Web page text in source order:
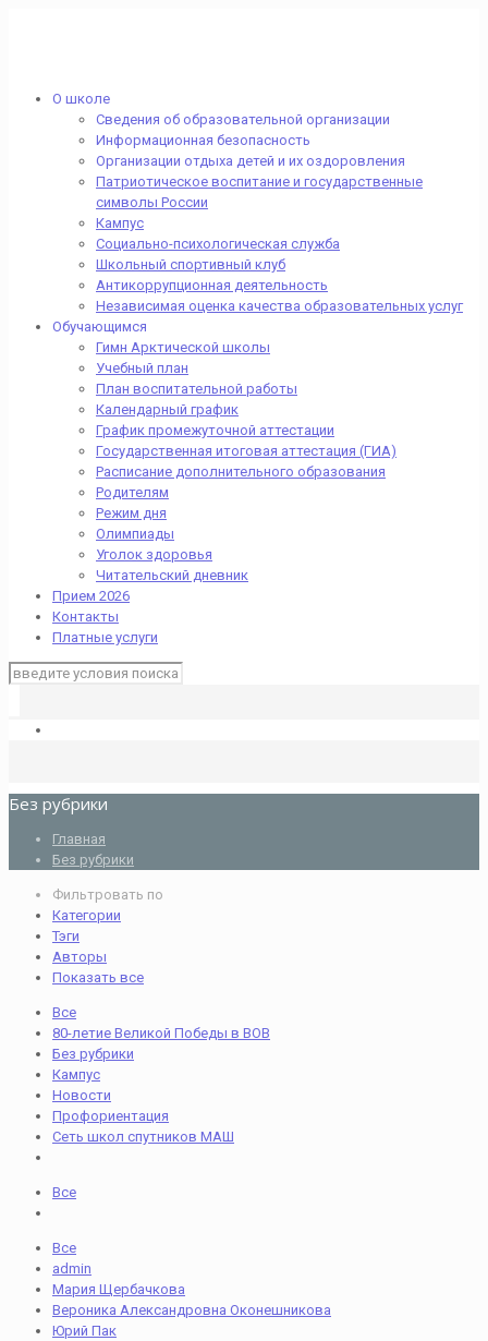
О школе
Сведения об образовательной организации
Информационная безопасность
Организации отдыха детей и их оздоровления
Патриотическое воспитание и государственные
символы России
Кампус
Социально-психологическая служба
Школьный спортивный клуб
Антикоррупционная деятельность
Независимая оценка качества образовательных услуг
Обучающимся
Гимн Арктической школы
Учебный план
План воспитательной работы
Календарный график
График промежуточной аттестации
Государственная итоговая аттестация (ГИА)
Расписание дополнительного образования
Родителям
Режим дня
Олимпиады
Уголок здоровья
Читательский дневник
Прием 2026
Контакты
Платные услуги
Без рубрики
Главная
Без рубрики
Фильтровать по
Категории
Тэги
Авторы
Показать все
Все
80-летие Великой Победы в ВОВ
Без рубрики
Кампус
Новости
Профориентация
Сеть школ спутников МАШ
Все
Все
admin
Мария Щербачкова
Вероника Александровна Оконешникова
Юрий Пак